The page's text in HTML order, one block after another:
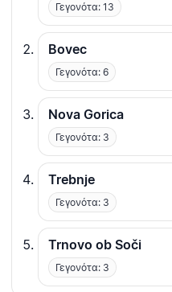
Γεγονότα: 13
Bovec
Γεγονότα: 6
Nova Gorica
Γεγονότα: 3
Trebnje
Γεγονότα: 3
Trnovo ob Soči
Γεγονότα: 3